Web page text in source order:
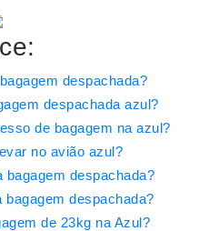
despachada?
despachada azul?
de bagagem na azul?
no avião azul?
bagagem despachada?
bagagem despachada?
de 23kg na Azul?